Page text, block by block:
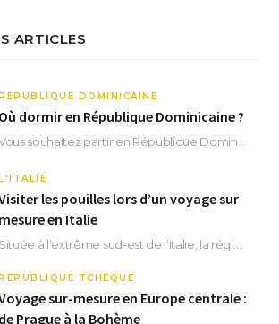
ARTICLES
RÉPUBLIQUE DOMINICAINE
Où dormir en République Dominicaine ?
Vous souhaitez partir en République Dominicaine et vous ne savez pas où dormir ? Située aux…
L'ITALIE
les pouilles lors d’un voyage sur
mesure en Italie
Située à l’extrême sud-est de l’Italie, la région des Pouilles promet un séjour fascinant, à…
RÉPUBLIQUE TCHÈQUE
sur-mesure en Europe centrale :
de Prague à la Bohème